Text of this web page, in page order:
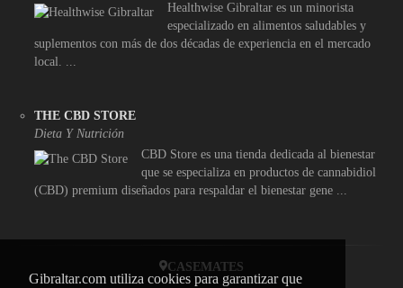
Gibraltar.com utiliza cookies para garantizar que
Healthwise Gibraltar es un minorista
especializado en alimentos saludables y
suplementos con más de dos décadas de experiencia en el mercado
local. ...
THE CBD STORE
Dieta Y Nutrición
CBD Store es una tienda dedicada al bienestar
que se especializa en productos de cannabidiol
(CBD) premium diseñados para respaldar el bienestar gene ...
CASEMATES